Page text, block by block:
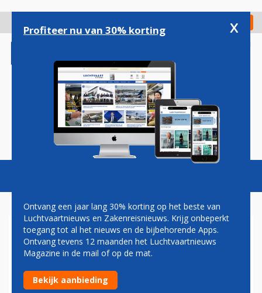
gaan
Check in
Magazine Podcasts Vacatures
PATIËNT OVERLEDEN,
OPERATIE GESLAAGD:
ALITALIA START DOOR ALS
Profiteer nu van 30% korting x
Ontvang een jaar lang 30% korting op het beste van
Luchtvaartnieuws en Zakenreisnieuws. Krijg onbeperkt
toegang tot al het nieuws en de bijbehorende Apps.
Ontvang tevens 12 maanden het Luchtvaartnieuws
Magazine in de mail of op de mat.
Bekijk aanbieding